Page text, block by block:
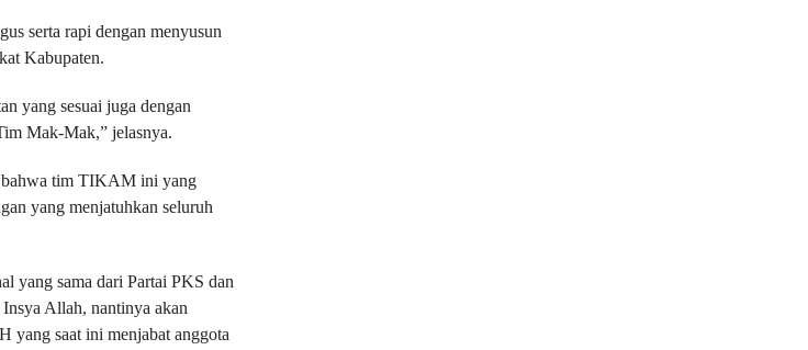
serta rapi dengan menyusun
Kabupaten.
yang sesuai juga dengan
Mak-Mak,” jelasnya.
bahwa tim TIKAM ini yang
yang menjatuhkan seluruh
yang sama dari Partai PKS dan
Allah, nantinya akan
yang saat ini menjabat anggota